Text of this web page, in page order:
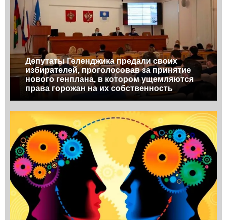
Депутаты Геленджика предали своих
избирателей, проголосовав за принятие
нового генплана, в котором ущемляются
права горожан на их собственность